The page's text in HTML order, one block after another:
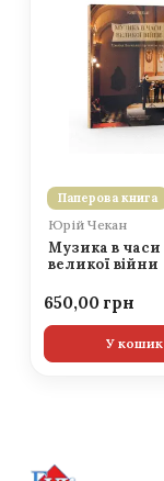
Паперова книга
Юрій Чекан
Музика в часи
великої війни
650,00
У кошик